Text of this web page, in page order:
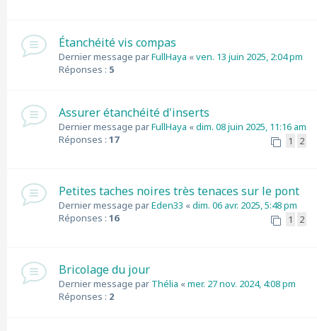
Étanchéité vis compas
Dernier message parFullHaya «ven. 13 juin 2025, 2:04 pm
Réponses : 5
Assurer étanchéité d'inserts
Dernier message parFullHaya «dim. 08 juin 2025, 11:16 am
Réponses : 17 1 2
Petites taches noires très tenaces sur le pont
Dernier message parEden33 «dim. 06 avr. 2025, 5:48 pm
Réponses : 16 1 2
Bricolage du jour
Dernier message par Thélia «mer. 27 nov. 2024, 4:08 pm
Réponses : 2